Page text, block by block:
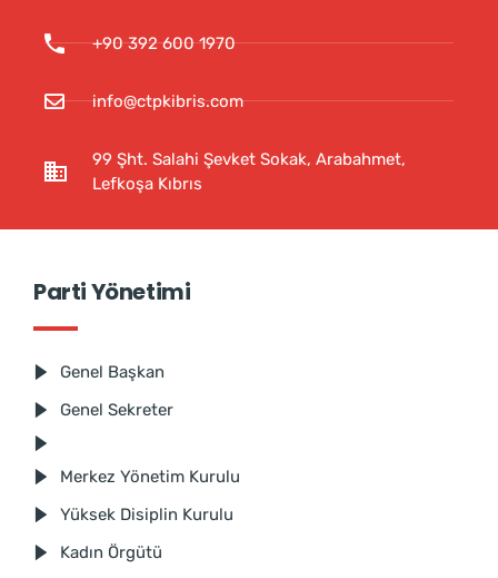
+90 392 600 1970
info@ctpkibris.com
99 Şht. Salahi Şevket Sokak, Arabahmet,
Lefkoşa Kıbrıs
Parti Yönetimi
Genel Başkan
Genel Sekreter
Merkez Yönetim Kurulu
Yüksek Disiplin Kurulu
Kadın Örgütü